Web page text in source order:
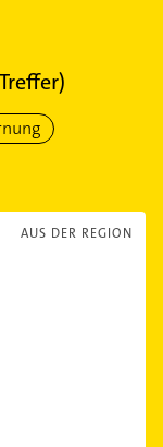
Treffer)
AUS DER REGION